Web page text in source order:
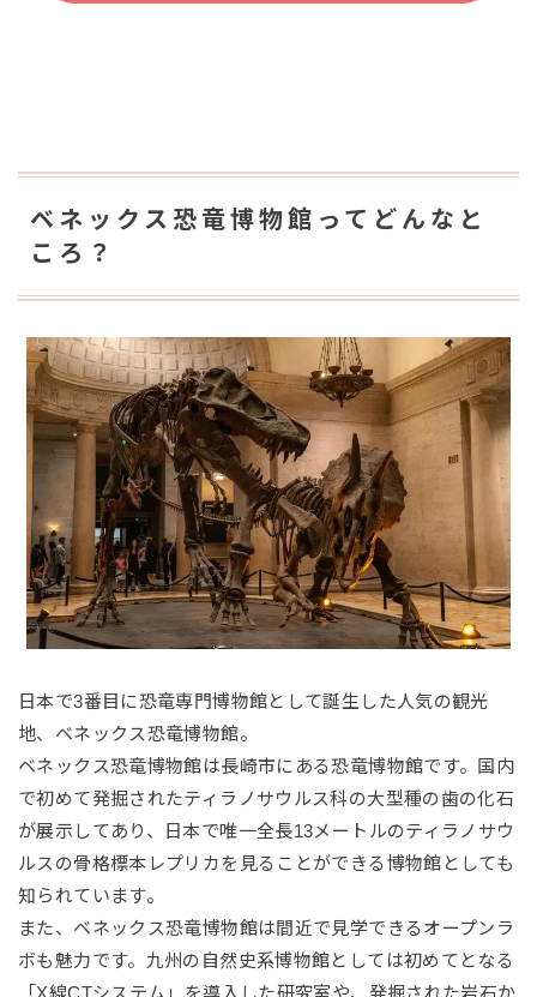
ベネックス恐竜博物館ってどんなと
ころ？
日本で3番目に恐竜専門博物館として誕生した人気の観光
地、ベネックス恐竜博物館。
ベネックス恐竜博物館は長崎市にある恐竜博物館です。国内
で初めて発掘されたティラノサウルス科の大型種の⻭の化石
が展示してあり、日本で唯一全長13メートルのティラノサウ
ルスの骨格標本レプリカを見ることができる博物館としても
知られています。
また、ベネックス恐竜博物館は間近で見学できるオープンラ
ボも魅力です。九州の自然史系博物館としては初めてとなる
「X線CTシステム」を導入した研究室や、発掘された岩石か